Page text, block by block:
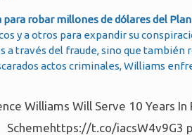
robar millones de dólares del
y a otros para expandir su
a través del fraude, sino que
actos criminales, Williams
Williams Will Serve 10 Years
Schemehttps://t.co/iacsW4v9G3